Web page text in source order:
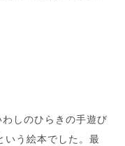
しのひらきの手遊び
う絵本でした。最